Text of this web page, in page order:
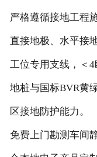
严格遵循接地工程
直接地极、水平接
工位专用支线，＜
地桩与国标BVR黄
区接地防护能力。
免费上门勘测车间